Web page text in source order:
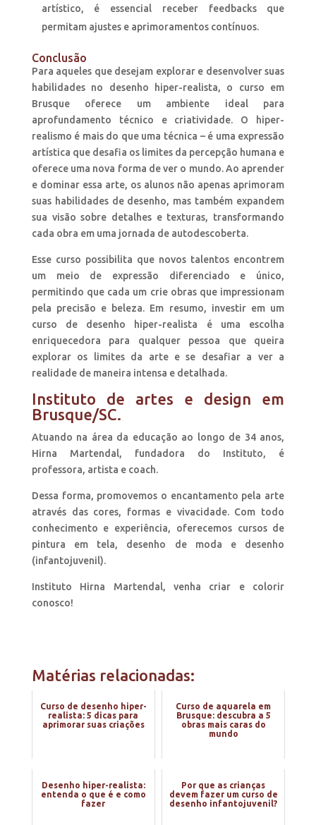
artístico, é essencial receber feedbacks que
permitam ajustes e aprimoramentos contínuos.
Conclusão
Para aqueles que desejam explorar e desenvolver suas
habilidades no desenho hiper-realista, o curso em
Brusque oferece um ambiente ideal para
aprofundamento técnico e criatividade. O hiper-
realismo é mais do que uma técnica – é uma expressão
artística que desafia os limites da percepção humana e
oferece uma nova forma de ver o mundo. Ao aprender
e dominar essa arte, os alunos não apenas aprimoram
suas habilidades de desenho, mas também expandem
sua visão sobre detalhes e texturas, transformando
cada obra em uma jornada de autodescoberta.
Esse curso possibilita que novos talentos encontrem
um meio de expressão diferenciado e único,
permitindo que cada um crie obras que impressionam
pela precisão e beleza. Em resumo, investir em um
curso de desenho hiper-realista é uma escolha
enriquecedora para qualquer pessoa que queira
explorar os limites da arte e se desafiar a ver a
realidade de maneira intensa e detalhada.
Instituto de artes e design em
Brusque/SC.
Atuando na área da educação ao longo de 34 anos,
Hirna Martendal, fundadora do Instituto, é
professora, artista e coach.
Dessa forma, promovemos o encantamento pela arte
através das cores, formas e vivacidade. Com todo
conhecimento e experiência, oferecemos cursos de
pintura em tela, desenho de moda e desenho
(infantojuvenil).
Instituto Hirna Martendal, venha criar e colorir
conosco!
Matérias relacionadas:
Curso de desenho hiper-
realista: 5 dicas para
aprimorar suas criações
Curso de aquarela em
Brusque: descubra a 5
obras mais caras do
mundo
Desenho hiper-realista:
entenda o que é e como
fazer
Por que as crianças
devem fazer um curso de
desenho infantojuvenil?